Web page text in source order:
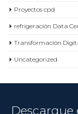
Proyectos cpd
refrigeración Data
Transformación
Uncategorized
Descargue